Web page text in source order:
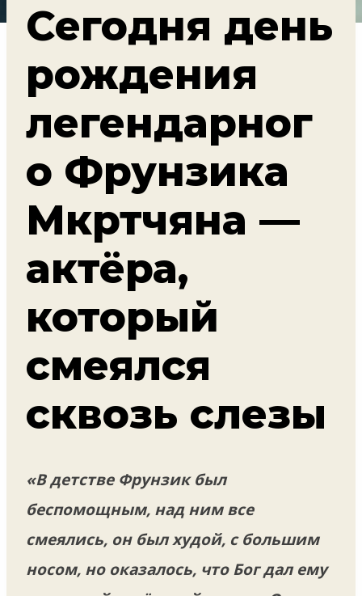
Сегодня день
рождения
легендарног
о Фрунзика
Мкртчяна —
актёра,
который
смеялся
сквозь слезы
«В детстве Фрунзик был
беспомощным, над ним все
смеялись, он был худой, с большим
носом, но оказалось, что Бог дал ему